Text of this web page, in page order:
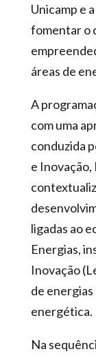
Unicamp e
fomentar o
áreas de
A
com uma
conduzida
e Inovação,
ligadas ao
Energias,
Inovação
de
energética.
Na